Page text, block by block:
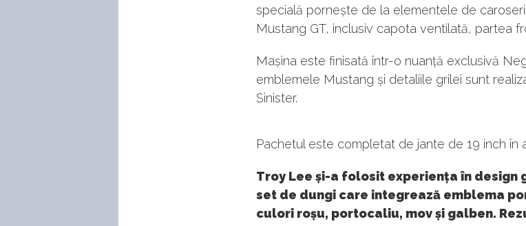
specială pornește de la elementele de
Mustang GT, inclusiv capota ventilată, partea
Mașina este finisată într-o nuanță exclusivă
emblemele Mustang și detaliile grilei sunt
Sinister.
Pachetul este completat de jante de 19 inch în
Troy Lee și-a folosit experiența în design
set de dungi care integrează emblema
culori roșu, portocaliu, mov și galben.